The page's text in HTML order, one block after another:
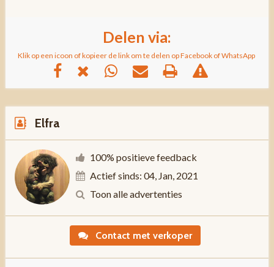
Delen via:
Klik op een icoon of kopieer de link om te delen op Facebook of WhatsApp
Elfra
100% positieve feedback
Actief sinds: 04, Jan, 2021
Toon alle advertenties
Contact met verkoper